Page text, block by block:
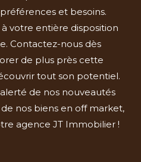
et besoins.
votre entière disposition
Contactez-nous dès
de plus près cette
tout son potentiel.
de nos nouveautés
nos biens en off market,
agence JT Immobilier !